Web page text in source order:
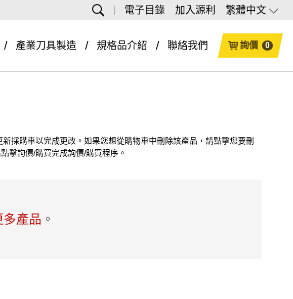
電子目錄 加入源利 繁體中文
產業刀具製造 規格品介紹 聯絡我們 詢價 0
採購車以完成更改。如果您想從購物車中刪除該產品，請點擊您要刪
擊詢價/購買完成詢價/購買程序。
多產品 。